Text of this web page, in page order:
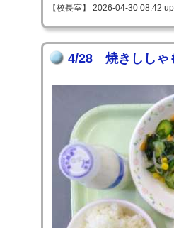
【校長室】 2026-04-30 08:42
4/28 焼きししゃ